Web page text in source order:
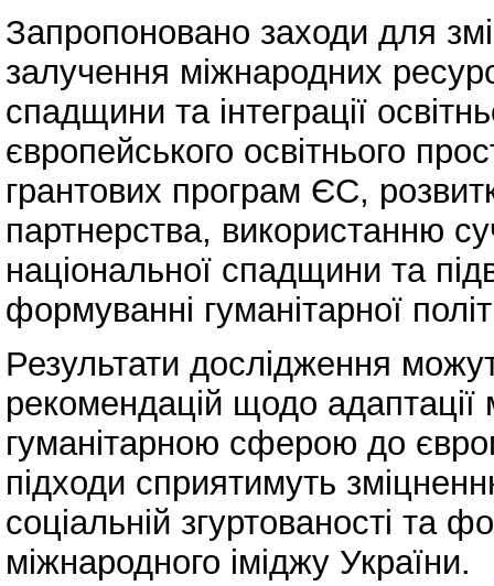
Запропоновано заходи для
залучення міжнародних
спадщини та інтеграції
європейського освітнього
грантових програм ЄС,
партнерства, використанню
національної спадщини та
формуванні гуманітарної
Результати дослідження
рекомендацій щодо адаптації
гуманітарною сферою до
підходи сприятимуть
соціальній згуртованості та
міжнародного іміджу України.